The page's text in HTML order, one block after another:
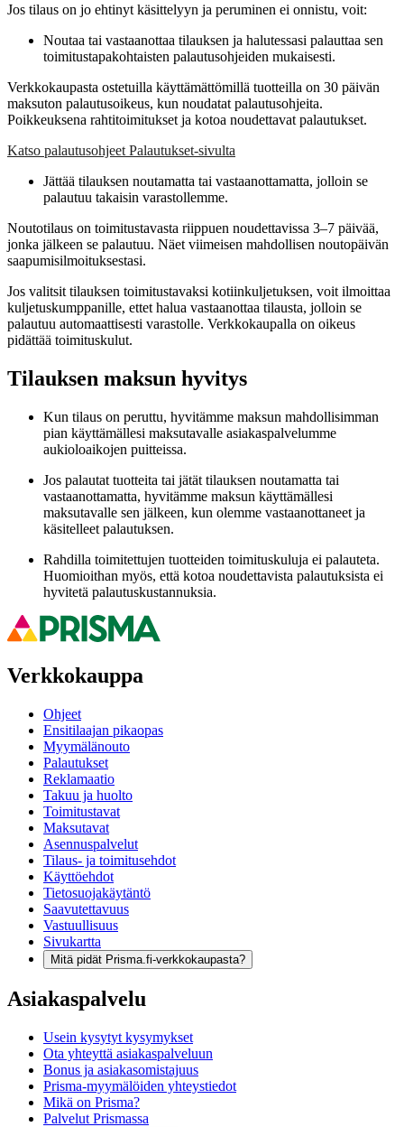
Jos tilaus on jo ehtinyt käsittelyyn ja peruminen ei onnistu, voit:
Noutaa tai vastaanottaa tilauksen ja halutessasi palauttaa sen
toimitustapakohtaisten palautusohjeiden mukaisesti.
Verkkokaupasta ostetuilla käyttämättömillä tuotteilla on 30 päivän
maksuton palautusoikeus, kun noudatat palautusohjeita.
Poikkeuksena rahtitoimitukset ja kotoa noudettavat palautukset.
Katso palautusohjeet Palautukset-sivulta
Jättää tilauksen noutamatta tai vastaanottamatta, jolloin se
palautuu takaisin varastollemme.
Noutotilaus on toimitustavasta riippuen noudettavissa 3–7 päivää,
jonka jälkeen se palautuu. Näet viimeisen mahdollisen noutopäivän
saapumisilmoituksestasi.
Jos valitsit tilauksen toimitustavaksi kotiinkuljetuksen, voit ilmoittaa
kuljetuskumppanille, ettet halua vastaanottaa tilausta, jolloin se
palautuu automaattisesti varastolle. Verkkokaupalla on oikeus
pidättää toimituskulut.
Tilauksen maksun hyvitys
Kun tilaus on peruttu, hyvitämme maksun mahdollisimman
pian käyttämällesi maksutavalle asiakaspalvelumme
aukioloaikojen puitteissa.
Jos palautat tuotteita tai jätät tilauksen noutamatta tai
vastaanottamatta, hyvitämme maksun käyttämällesi
maksutavalle sen jälkeen, kun olemme vastaanottaneet ja
käsitelleet palautuksen.
Rahdilla toimitettujen tuotteiden toimituskuluja ei palauteta.
Huomioithan myös, että kotoa noudettavista palautuksista ei
hyvitetä palautuskustannuksia.
Verkkokauppa
Ohjeet
Ensitilaajan pikaopas
Myymälänouto
Palautukset
Reklamaatio
Takuu ja huolto
Toimitustavat
Maksutavat
Asennuspalvelut
Tilaus- ja toimitusehdot
Käyttöehdot
Tietosuojakäytäntö
Saavutettavuus
Vastuullisuus
Sivukartta
Mitä pidät Prisma.fi-verkkokaupasta?
Asiakaspalvelu
Usein kysytyt kysymykset
Ota yhteyttä asiakaspalveluun
Bonus ja asiakasomistajuus
Prisma-myymälöiden yhteystiedot
Mikä on Prisma?
Palvelut Prismassa